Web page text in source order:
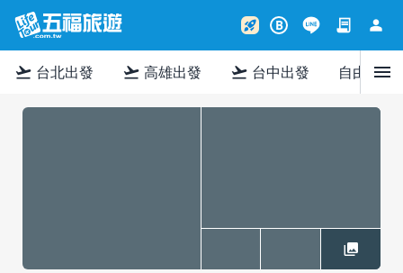
rocket_launch B contract person
flight_takeoff 台北出發 flight_takeoff 高雄出發 flight_takeoff 台中出發 自由行menu